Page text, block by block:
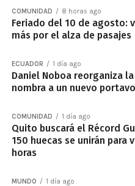
COMUNIDAD 8 horas ago
Feriado del 10 de agosto:
más por el alza de pasajes
ECUADOR 1 día ago
Daniel Noboa reorganiza
nombra a un nuevo
COMUNIDAD 1 día ago
Quito buscará el Récord
150 huecas se unirán para
horas
MUNDO 1 día ago